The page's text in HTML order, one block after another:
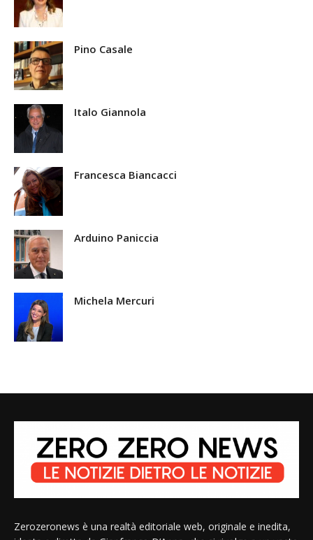
Pino Casale
Italo Giannola
Francesca Biancacci
Arduino Paniccia
Michela Mercuri
Zerozeronews è una realtà editoriale web, originale e inedita,